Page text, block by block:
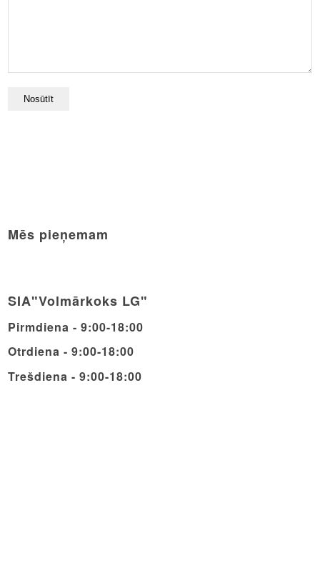
Mēs pieņemam
SIA"Volmārkoks LG"
Pirmdiena - 9:00-18:00
Otrdiena - 9:00-18:00
Trešdiena - 9:00-18:00